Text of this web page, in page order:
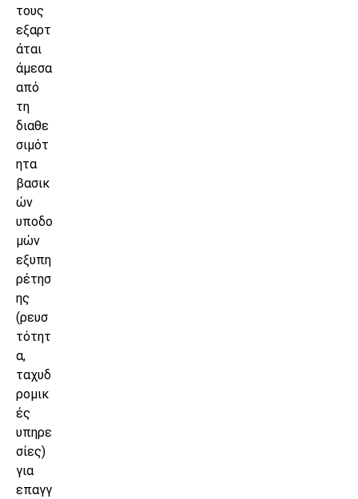
τους
εξαρτ
άται
άμεσα
από
τη
διαθε
σιμότ
ητα
βασικ
ών
υποδο
μών
εξυπη
ρέτησ
ης
(ρευσ
τότητ
α,
ταχυδ
ρομικ
ές
υπηρε
σίες)
για
επαγγ